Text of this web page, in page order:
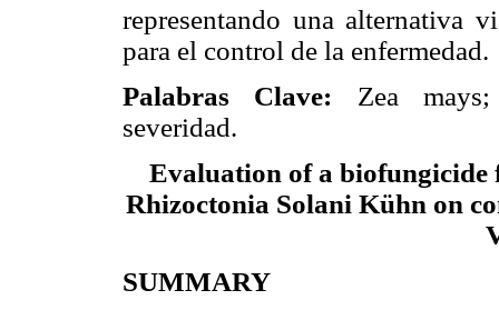
representando una alternativa
para el control de la enfermedad.
Palabras Clave: Zea mays;
severidad.
Evaluation of a biofungicide
Rhizoctonia Solani Kühn on
SUMMARY